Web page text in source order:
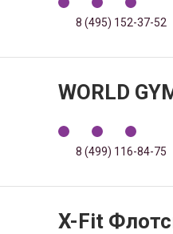
8 (495) 152-37-52
WORLD
8 (499) 116-84-75
X-Fit